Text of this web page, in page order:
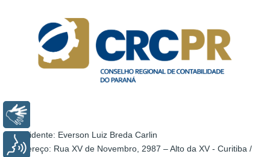
Presidente: Everson Luiz Breda Carlin
Endereço: Rua XV de Novembro, 2987 – Alto da XV - Curitiba /
Voz